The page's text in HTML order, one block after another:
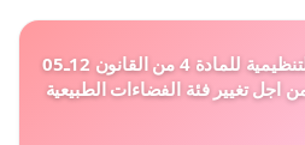
دعم ملف تفعيل النصوص التنظيمية للمادة 4 من القانون 12ـ05
اجل تغيير فئة الفضاءات الطبيعية